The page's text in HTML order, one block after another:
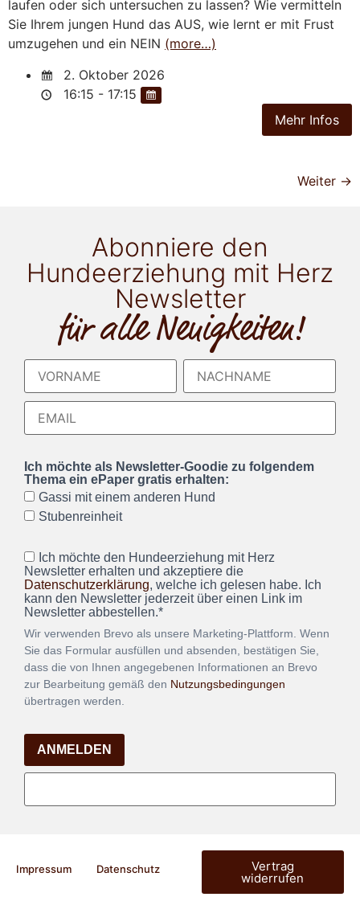
laufen oder sich untersuchen zu lassen? Wie vermitteln
Sie Ihrem jungen Hund das AUS, wie lernt er mit Frust
umzugehen und ein NEIN (more…)
2. Oktober 2026
16:15 - 17:15
Weiter →
Abonniere den
Hundeerziehung mit Herz
Newsletter
für alle Neuigkeiten!
Ich möchte als Newsletter-Goodie zu folgendem
Thema ein ePaper gratis erhalten:
Gassi mit einem anderen Hund
Stubenreinheit
Ich möchte den Hundeerziehung mit Herz
Newsletter erhalten und akzeptiere die
Datenschutzerklärung, welche ich gelesen habe. Ich
kann den Newsletter jederzeit über einen Link im
Newsletter abbestellen.*
Wir verwenden Brevo als unsere Marketing-Plattform. Wenn
Sie das Formular ausfüllen und absenden, bestätigen Sie,
dass die von Ihnen angegebenen Informationen an Brevo
zur Bearbeitung gemäß den Nutzungsbedingungen
übertragen werden.
ANMELDEN
Impressum Datenschutz Vertrag
widerrufen